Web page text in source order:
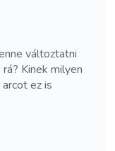
változtatni
Kinek milyen
ez is